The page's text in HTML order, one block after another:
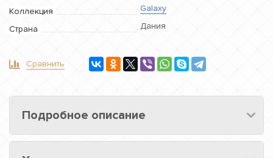
Коллекция
Galaxy
Страна
Дания
Сравнить
Подробное описание